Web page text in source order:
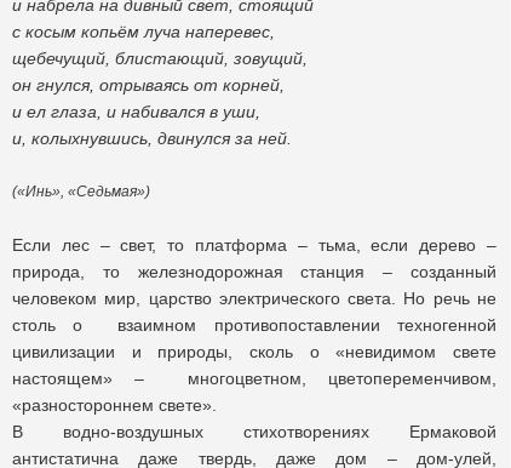
и набрела на дивный свет, стоящий
с косым копьём луча наперевес,
щебечущий, блистающий, зовущий,
он гнулся, отрываясь от корней,
и ел глаза, и набивался в уши,
и, колыхнувшись, двинулся за ней.
(«Инь», «Седьмая»)
Если лес – свет, то платформа – тьма, если дерево –
природа, то железнодорожная станция – созданный
человеком мир, царство электрического света. Но речь не
столь о взаимном противопоставлении техногенной
цивилизации и природы, сколь о «невидимом свете
настоящем» – многоцветном, цветопеременчивом,
«разностороннем свете».
В водно-воздушных стихотворениях Ермаковой
антистатична даже твердь, даже дом – дом-улей,